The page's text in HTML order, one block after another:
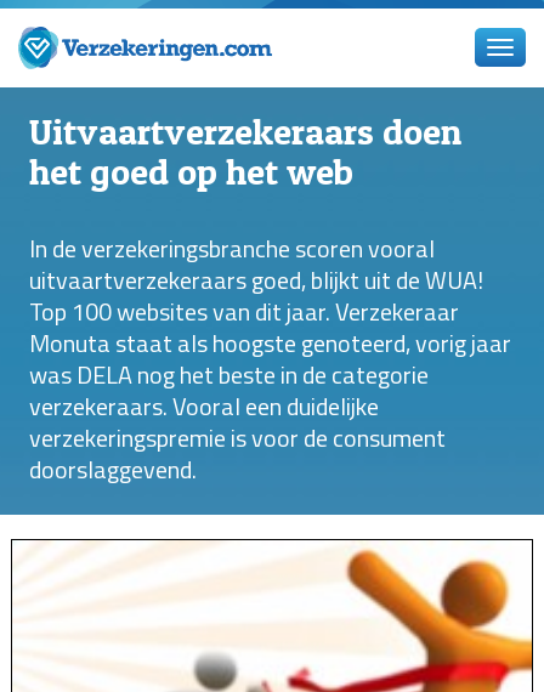
Uitvaartverzekeraars doen
het goed op het web
In de verzekeringsbranche scoren vooral
uitvaartverzekeraars goed, blijkt uit de WUA!
Top 100 websites van dit jaar. Verzekeraar
Monuta staat als hoogste genoteerd, vorig jaar
was DELA nog het beste in de categorie
verzekeraars. Vooral een duidelijke
verzekeringspremie is voor de consument
doorslaggevend.